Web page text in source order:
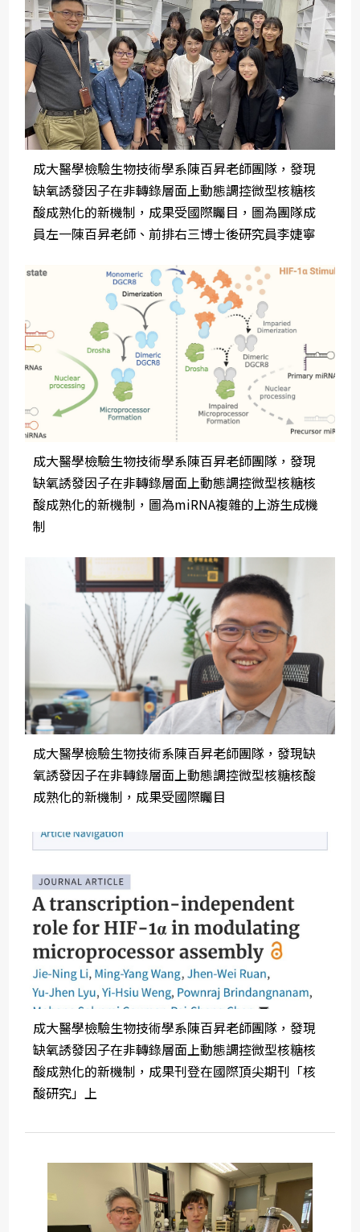
成大醫學檢驗生物技術學系陳百昇老師團隊，發現
缺氧誘發因子在非轉錄層面上動態調控微型核糖核
酸成熟化的新機制，成果受國際矚目，圖為團隊成
員左一陳百昇老師、前排右三博士後研究員李婕寧
成大醫學檢驗生物技術學系陳百昇老師團隊，發現
缺氧誘發因子在非轉錄層面上動態調控微型核糖核
酸成熟化的新機制，圖為miRNA複雜的上游生成機
制
成大醫學檢驗生物技術系陳百昇老師團隊，發現缺
氧誘發因子在非轉錄層面上動態調控微型核糖核酸
成熟化的新機制，成果受國際矚目
成大醫學檢驗生物技術學系陳百昇老師團隊，發現
缺氧誘發因子在非轉錄層面上動態調控微型核糖核
酸成熟化的新機制，成果刊登在國際頂尖期刊「核
酸研究」上